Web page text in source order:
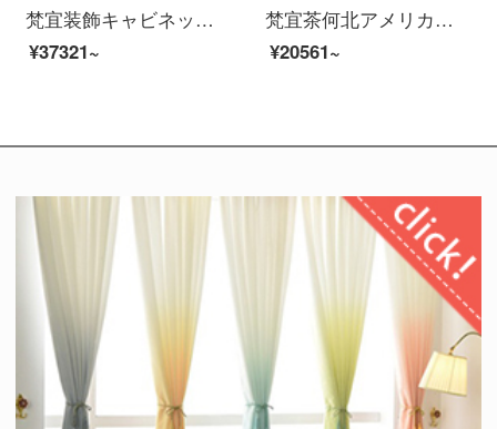
梵宜装飾キャビネット間キャビネット北米黒胡桃の木の実のキャビネットアメリカの客間の屏風の仕切り棚の玄関の戸棚の両面のキャビネットの装飾の簡単なキャビネットの8 K 09〓〓間のホールのキャビネットの北米の黒胡桃の木
¥37321~
梵宜茶何北アメリカ黒胡桃の木の実の木の茶の何の小さい家型のアメリカン茶何は簡単に茶の引き出しを持ってお茶のテーブルを浸します。
¥20561~